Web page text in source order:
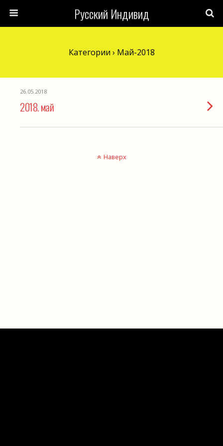
Русский Индивид
Категории › Май-2018
26.05.2018
2018. май
Наверх